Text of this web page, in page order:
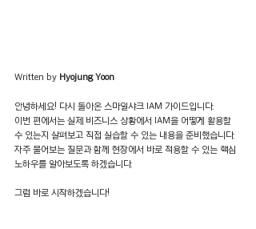
Written by Hyojung Yoon
안녕하세요! 다시 돌아온 스마일샤크 IAM 가이드입니다.
이번 편에서는 실제 비즈니스 상황에서 IAM을 어떻게 활용할
수 있는지 살펴보고 직접 실습할 수 있는 내용을 준비했습니다.
자주 물어보는 질문과 함께 현장에서 바로 적용할 수 있는 핵심
노하우를 알아보도록 하겠습니다.
그럼 바로 시작하겠습니다!